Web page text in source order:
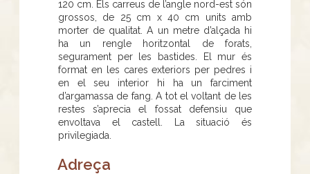
120 cm. Els carreus de l’angle nord-est són
grossos, de 25 cm x 40 cm units amb
morter de qualitat. A un metre d’alçada hi
ha un rengle horitzontal de forats,
segurament per les bastides. El mur és
format en les cares exteriors per pedres i
en el seu interior hi ha un farciment
d’argamassa de fang. A tot el voltant de les
restes s’aprecia el fossat defensiu que
envoltava el castell. La situació és
privilegiada.
Adreça